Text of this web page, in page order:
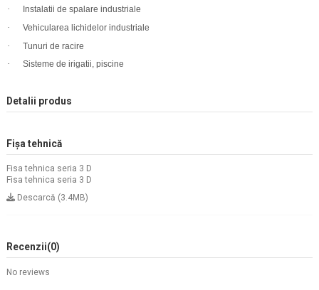
· Instalatii de spalare industriale
· Vehicularea lichidelor industriale
· Tunuri de racire
· Sisteme de irigatii, piscine
Detalii produs
Fișa tehnică
Fisa tehnica seria 3 D
Fisa tehnica seria 3 D
Descarcă (3.4MB)
Recenzii(0)
No reviews